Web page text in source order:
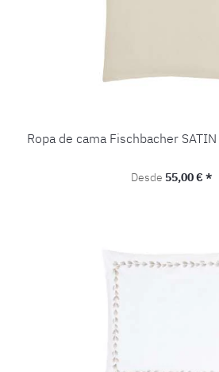
Ropa de cama Fischbacher
Precio normal:
Desde 55,00 € *